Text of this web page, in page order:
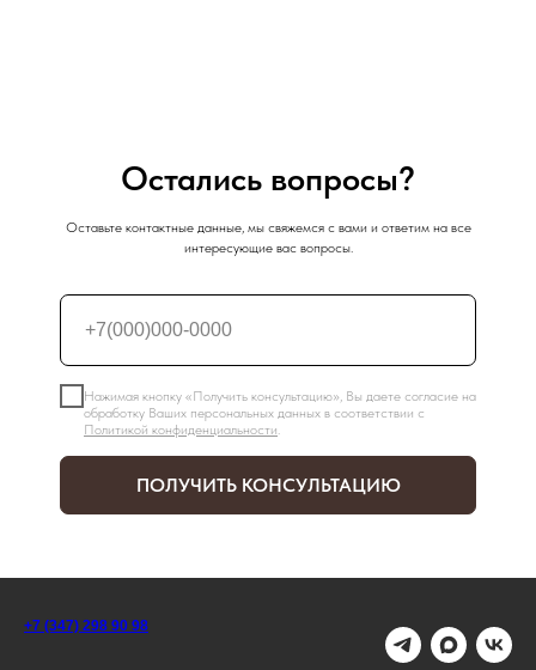
Остались вопросы?
Оставьте контактные данные, мы свяжемся с вами и ответим на все
интересующие вас вопросы.
Нажимая кнопку «Получить консультацию», Вы даете согласие на
обработку Ваших персональных данных в соответствии с
Политикой конфиденциальности
ПОЛУЧИТЬ КОНСУЛЬТАЦИЮ
+7 (347) 298 90 98